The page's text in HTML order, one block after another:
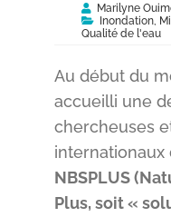
Marilyne
Inondation,
Qualité de l'eau
Au début du
accueilli une
chercheuses
internationaux
NBSPLUS
Plus, soit «